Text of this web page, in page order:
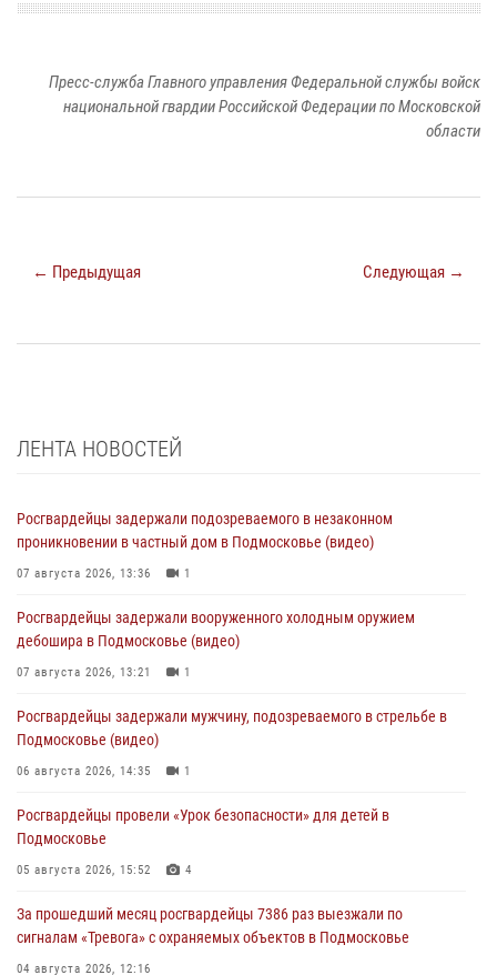
Пресс-служба Главного управления Федеральной службы войск
национальной гвардии Российской Федерации по Московской
области
← Предыдущая Следующая →
ЛЕНТА НОВОСТЕЙ
Росгвардейцы задержали подозреваемого в незаконном
проникновении в частный дом в Подмосковье (видео)
07 августа 2026, 13:36 1
Росгвардейцы задержали вооруженного холодным оружием
дебошира в Подмосковье (видео)
07 августа 2026, 13:21 1
Росгвардейцы задержали мужчину, подозреваемого в стрельбе в
Подмосковье (видео)
06 августа 2026, 14:35 1
Росгвардейцы провели «Урок безопасности» для детей в
Подмосковье
05 августа 2026, 15:52 4
За прошедший месяц росгвардейцы 7386 раз выезжали по
сигналам «Тревога» с охраняемых объектов в Подмосковье
04 августа 2026, 12:16